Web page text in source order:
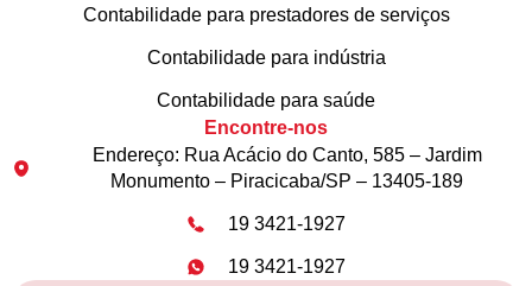
Contabilidade para prestadores de serviços
Contabilidade para indústria
Contabilidade para saúde
Encontre-nos
Endereço: Rua Acácio do Canto, 585 – Jardim
Monumento – Piracicaba/SP – 13405-189
19 3421-1927
19 3421-1927